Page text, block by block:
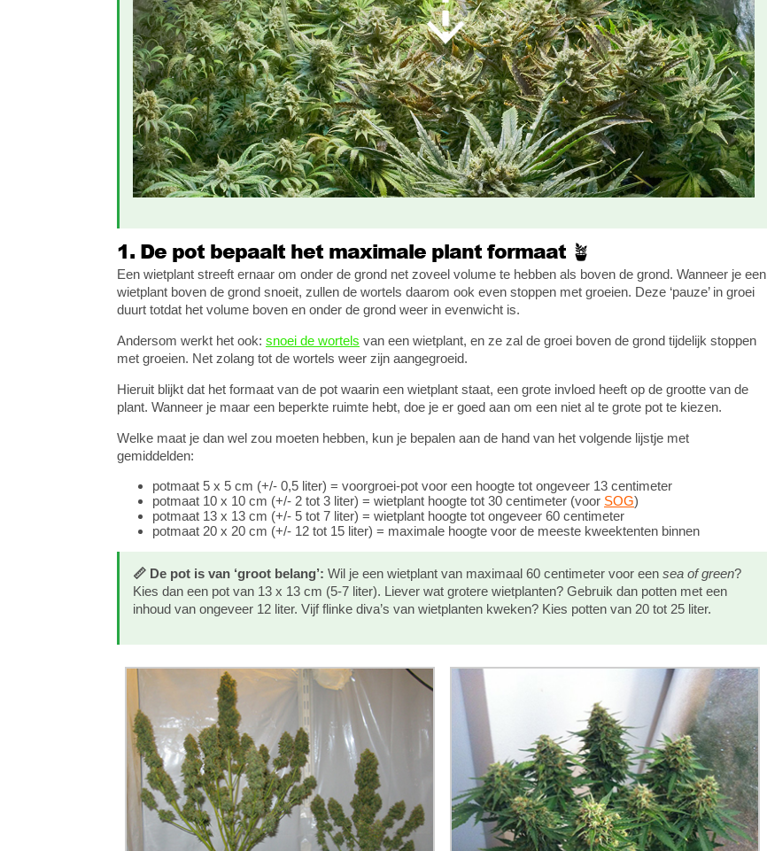
1. De pot bepaalt het maximale plant formaat 🪴
Een wietplant streeft ernaar om onder de grond net zoveel volume te hebben als boven de grond. Wanneer je een
wietplant boven de grond snoeit, zullen de wortels daarom ook even stoppen met groeien. Deze ‘pauze’ in groei
duurt totdat het volume boven en onder de grond weer in evenwicht is.
Andersom werkt het ook: snoei de wortels van een wietplant, en ze zal de groei boven de grond tijdelijk stoppen
met groeien. Net zolang tot de wortels weer zijn aangegroeid.
Hieruit blijkt dat het formaat van de pot waarin een wietplant staat, een grote invloed heeft op de grootte van de
plant. Wanneer je maar een beperkte ruimte hebt, doe je er goed aan om een niet al te grote pot te kiezen.
Welke maat je dan wel zou moeten hebben, kun je bepalen aan de hand van het volgende lijstje met
gemiddelden:
potmaat 5 x 5 cm (+/- 0,5 liter) = voorgroei-pot voor een hoogte tot ongeveer 13 centimeter
potmaat 10 x 10 cm (+/- 2 tot 3 liter) = wietplant hoogte tot 30 centimeter (voor SOG)
potmaat 13 x 13 cm (+/- 5 tot 7 liter) = wietplant hoogte tot ongeveer 60 centimeter
potmaat 20 x 20 cm (+/- 12 tot 15 liter) = maximale hoogte voor de meeste kweektenten binnen
📏 De pot is van ‘groot belang’: Wil je een wietplant van maximaal 60 centimeter voor een sea of green?
Kies dan een pot van 13 x 13 cm (5-7 liter). Liever wat grotere wietplanten? Gebruik dan potten met een
inhoud van ongeveer 12 liter. Vijf flinke diva’s van wietplanten kweken? Kies potten van 20 tot 25 liter.